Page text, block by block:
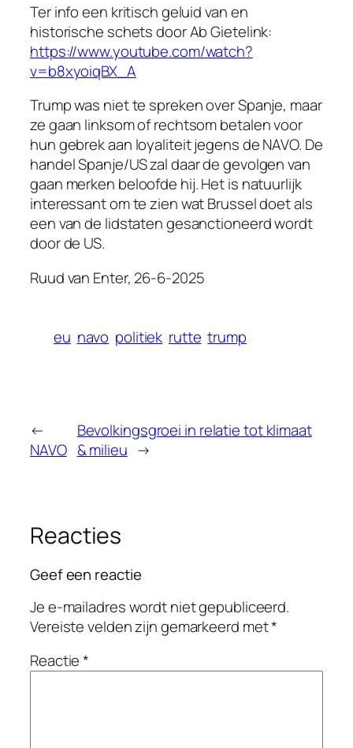
Ter info een kritisch geluid van en
historische schets door Ab Gietelink:
https://www.youtube.com/watch?
v=b8xyoiqBX_A
Trump was niet te spreken over Spanje, maar
ze gaan linksom of rechtsom betalen voor
hun gebrek aan loyaliteit jegens de NAVO. De
handel Spanje/US zal daar de gevolgen van
gaan merken beloofde hij. Het is natuurlijk
interessant om te zien wat Brussel doet als
een van de lidstaten gesanctioneerd wordt
door de US.
Ruud van Enter, 26-6-2025
eu navo politiek rutte trump
←
NAVO
Bevolkingsgroei in relatie tot klimaat
& milieu →
Reacties
Geef een reactie
Je e-mailadres wordt niet gepubliceerd.
Vereiste velden zijn gemarkeerd met*
Reactie*